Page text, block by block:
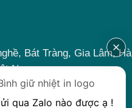
Bát Tràng, Gia Lâm, Hà
Nam
lienhe@khoqua.vn
giữ nhiệt in logo